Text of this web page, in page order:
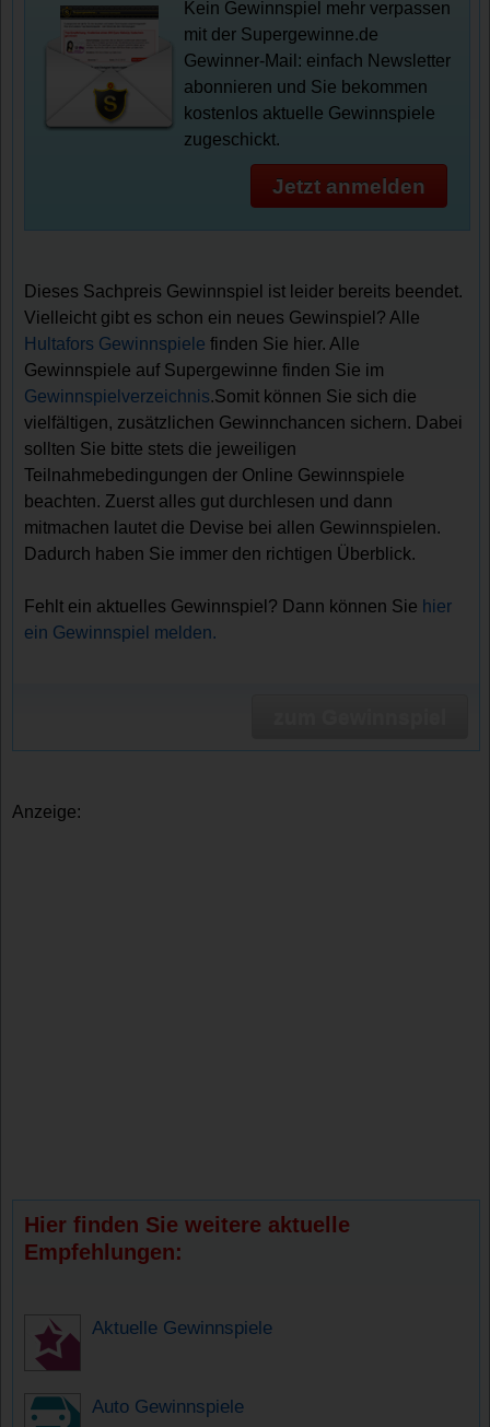
Kein Gewinnspiel mehr verpassen
mit der Supergewinne.de
Gewinner-Mail: einfach Newsletter
abonnieren und Sie bekommen
kostenlos aktuelle Gewinnspiele
zugeschickt.
Jetzt anmelden
Dieses Sachpreis Gewinnspiel ist leider bereits beendet.
Vielleicht gibt es schon ein neues Gewinspiel? Alle
Hultafors Gewinnspiele finden Sie hier. Alle
Gewinnspiele auf Supergewinne finden Sie im
Gewinnspielverzeichnis.Somit können Sie sich die
vielfältigen, zusätzlichen Gewinnchancen sichern. Dabei
sollten Sie bitte stets die jeweiligen
Teilnahmebedingungen der Online Gewinnspiele
beachten. Zuerst alles gut durchlesen und dann
mitmachen lautet die Devise bei allen Gewinnspielen.
Dadurch haben Sie immer den richtigen Überblick.
Fehlt ein aktuelles Gewinnspiel? Dann können Sie hier
ein Gewinnspiel melden.
Anzeige:
Hier finden Sie weitere aktuelle
Empfehlungen:
Aktuelle Gewinnspiele
Auto Gewinnspiele